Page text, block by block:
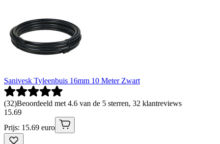
Sanivesk Tyleenbuis 16mm 10 Meter Zwart
(32)Beoordeeld met 4.6 van de 5 sterren, 32 klantreviews
15.69
Prijs: 15.69 euro